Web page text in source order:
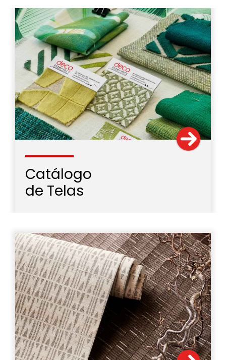
Catálogo
de Telas